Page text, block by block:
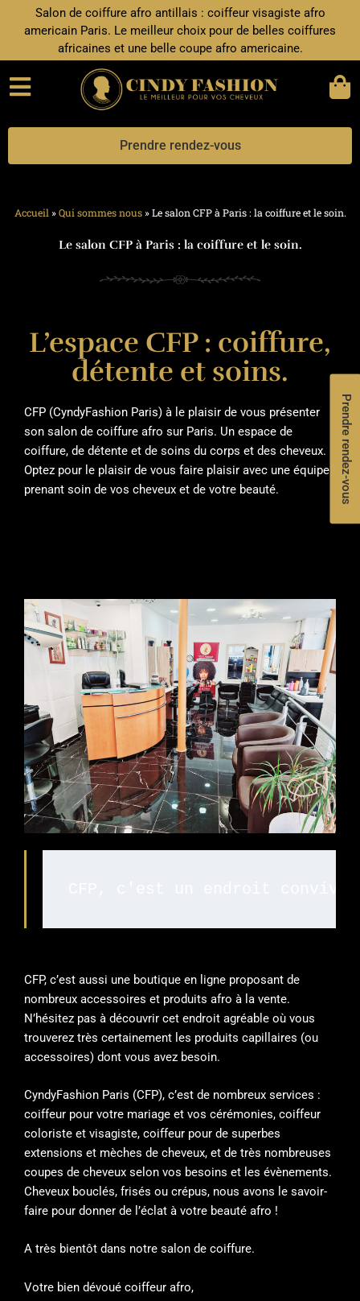
Salon de coiffure afro antillais : coiffeur visagiste afro
americain Paris. Le meilleur choix pour de belles coiffures
africaines et une belle coupe afro americaine.
Prendre rendez-vous
Accueil»Qui sommes nous»Le salon CFP à Paris : la coiffure et le soin.
Le salon CFP à Paris : la coiffure et le soin.
L’espace CFP : coiffure,
détente et soins.
CFP (CyndyFashion Paris) à le plaisir de vous présenter
son salon de coiffure afro sur Paris. Un espace de
coiffure, de détente et de soins du corps et des cheveux.
Optez pour le plaisir de vous faire plaisir avec une équipe
prenant soin de vos cheveux et de votre beauté.
CFP, c’est aussi une boutique en ligne proposant de
nombreux accessoires et produits afro à la vente.
N’hésitez pas à découvrir cet endroit agréable où vous
trouverez très certainement les produits capillaires (ou
accessoires) dont vous avez besoin.
CyndyFashion Paris (CFP), c’est de nombreux services :
coiffeur pour votre mariage et vos cérémonies, coiffeur
coloriste et visagiste, coiffeur pour de superbes
extensions et mèches de cheveux, et de très nombreuses
coupes de cheveux selon vos besoins et les évènements.
Cheveux bouclés, frisés ou crépus, nous avons le savoir-
faire pour donner de l’éclat à votre beauté afro !
A très bientôt dans notre salon de coiffure.
Votre bien dévoué coiffeur afro,
Prendre rendez-vous